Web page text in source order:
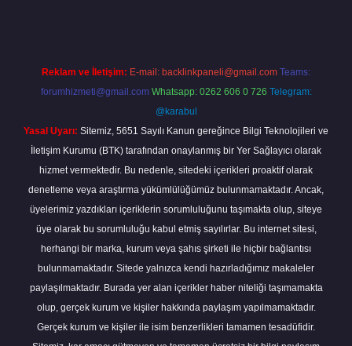
Reklam ve İletişim: E-mail: backlinkpaneli@gmail.com Teams:
forumhizmeti@gmail.com Whatsapp: 0262 606 0 726 Telegram:
@karabul
Yasal Uyarı: Sitemiz, 5651 Sayılı Kanun gereğince Bilgi Teknolojileri ve
İletişim Kurumu (BTK) tarafından onaylanmış bir Yer Sağlayıcı olarak
hizmet vermektedir. Bu nedenle, sitedeki içerikleri proaktif olarak
denetleme veya araştırma yükümlülüğümüz bulunmamaktadır. Ancak,
üyelerimiz yazdıkları içeriklerin sorumluluğunu taşımakta olup, siteye
üye olarak bu sorumluluğu kabul etmiş sayılırlar. Bu internet sitesi,
herhangi bir marka, kurum veya şahıs şirketi ile hiçbir bağlantısı
bulunmamaktadır. Sitede yalnızca kendi hazırladığımız makaleler
paylaşılmaktadır. Burada yer alan içerikler haber niteliği taşımamakta
olup, gerçek kurum ve kişiler hakkında paylaşım yapılmamaktadır.
Gerçek kurum ve kişiler ile isim benzerlikleri tamamen tesadüfidir.